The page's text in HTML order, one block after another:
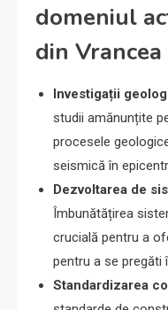
domeniul
din Vrancea
Investigații
studii amănunțite
procesele
seismică în
Dezvoltarea de
Îmbunătățirea
crucială pentru a
pentru a se pregăti
Standardizarea